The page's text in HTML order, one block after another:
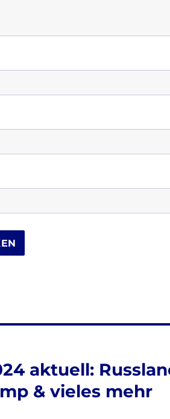
aktuell:
& vieles mehr